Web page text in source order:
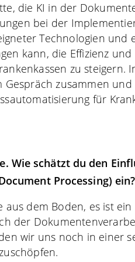
die KI in der
bei der
Technologien und
kann, die Effizienz
zu steigern.
zusammen und
für
Wie schätzt du den
Processing) ein?
dem Boden, es ist
der
wir uns noch in einer